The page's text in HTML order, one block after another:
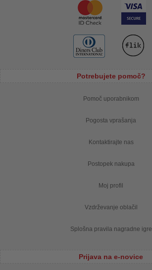
Potrebujete pomoč?
Pomoč uporabnikom
Pogosta vprašanja
Kontaktirajte nas
Postopek nakupa
Moj profil
Vzdrževanje oblačil
Splošna pravila nagradne igre
Prijava na e-novice